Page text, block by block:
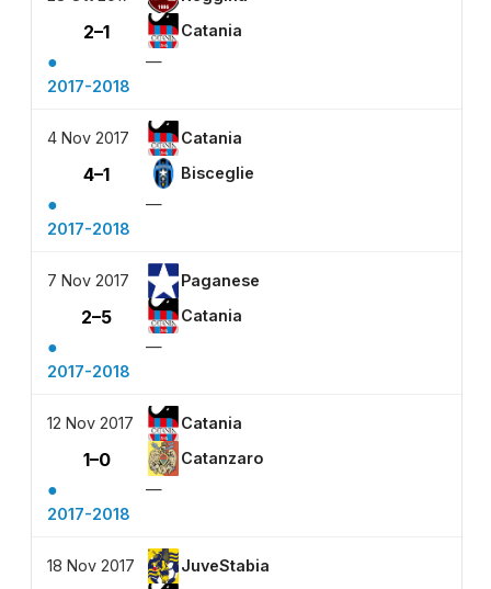
2–1 Catania
●
—
2017-2018
4 Nov 2017 Catania
4–1 Bisceglie
●
—
2017-2018
7 Nov 2017 Paganese
2–5 Catania
●
—
2017-2018
12 Nov 2017 Catania
1–0 Catanzaro
●
—
2017-2018
18 Nov 2017 JuveStabia